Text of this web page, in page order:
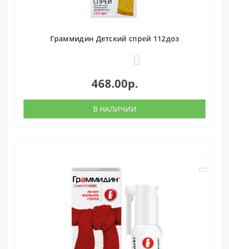
Граммидин Детский спрей 112доз
468.00р.
В НАЛИЧИИ